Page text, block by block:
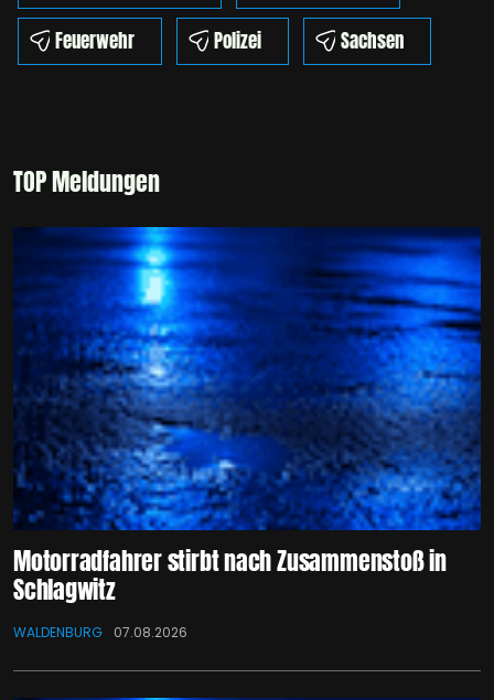
Feuerwehr
Polizei Sachsen
TOP Meldungen
Motorradfahrer stirbt nach Zusammenstoß in
Schlagwitz
WALDENBURG 07.08.2026